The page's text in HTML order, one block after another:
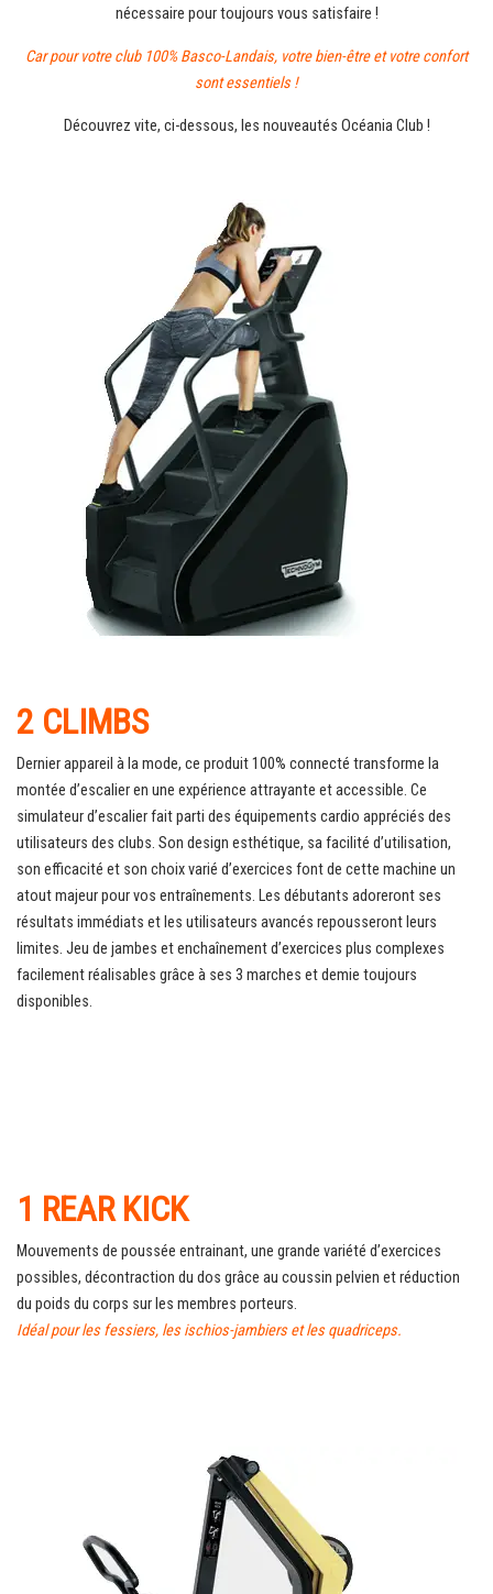
nécessaire pour toujours vous satisfaire !
Car pour votre club 100% Basco-Landais, votre bien-être et votre confort
sont essentiels !
Découvrez vite, ci-dessous, les nouveautés Océania Club !
2 CLIMBS
Dernier appareil à la mode, ce produit 100% connecté transforme la
montée d’escalier en une expérience attrayante et accessible. Ce
simulateur d’escalier fait parti des équipements cardio appréciés des
utilisateurs des clubs. Son design esthétique, sa facilité d’utilisation,
son efficacité et son choix varié d’exercices font de cette machine un
atout majeur pour vos entraînements. Les débutants adoreront ses
résultats immédiats et les utilisateurs avancés repousseront leurs
limites. Jeu de jambes et enchaînement d’exercices plus complexes
facilement réalisables grâce à ses 3 marches et demie toujours
disponibles.
1 REAR KICK
Mouvements de poussée entrainant, une grande variété d’exercices
possibles, décontraction du dos grâce au coussin pelvien et réduction
du poids du corps sur les membres porteurs.
Idéal pour les fessiers, les ischios-jambiers et les quadriceps.